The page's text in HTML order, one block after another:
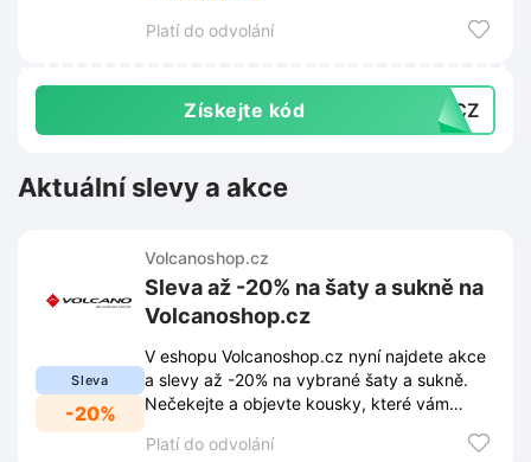
Platí do odvolání
Získejte kód T-CZ
Aktuální slevy a akce
Sleva
-20%
Volcanoshop.cz
Sleva až -20% na šaty a sukně na
Volcanoshop.cz
V eshopu Volcanoshop.cz nyní najdete akce
a slevy až -20% na vybrané šaty a sukně.
Nečekejte a objevte kousky, které vám
Platí do odvolání